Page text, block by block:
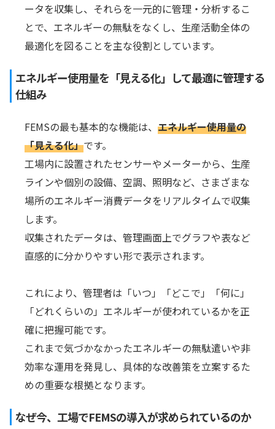
ータを収集し、それらを一元的に管理・分析するこ
とで、エネルギーの無駄をなくし、生産活動全体の
最適化を図ることを主な役割としています。
エネルギー使用量を「見える化」して最適に管理する
仕組み
FEMSの最も基本的な機能は、 エネルギー使用量の
「見える化」です。
工場内に設置されたセンサーやメーターから、生産
ラインや個別の設備、空調、照明など、さまざまな
場所のエネルギー消費データをリアルタイムで収集
します。
収集されたデータは、管理画面上でグラフや表など
直感的に分かりやすい形で表示されます。
これにより、管理者は「いつ」「どこで」「何に」
「どれくらいの」エネルギーが使われているかを正
確に把握可能です。
これまで気づかなかったエネルギーの無駄遣いや非
効率な運用を発見し、具体的な改善策を立案するた
めの重要な根拠となります。
なぜ今、工場でFEMSの導入が求められているのか